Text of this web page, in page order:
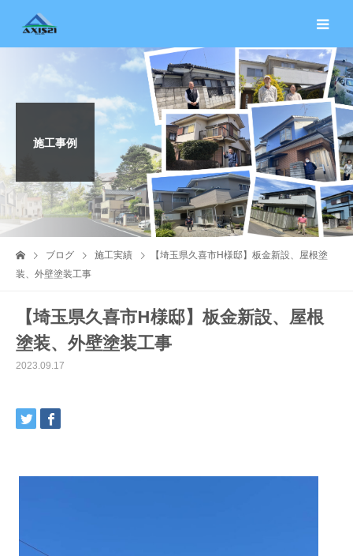
施工事例
ブログ 施工実績
【埼玉県久喜市H様邸】板金新設、屋根塗
装、外壁塗装工事
【埼玉県久喜市H様邸】板金新設、屋根
塗装、外壁塗装工事
2023.09.17